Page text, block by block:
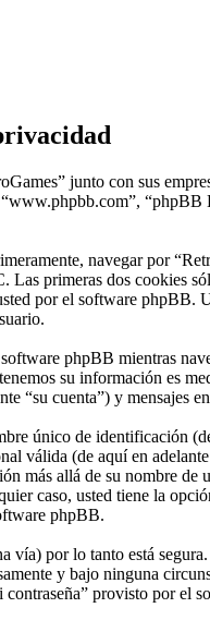
junto con sus
navegar por
Las primeras dos cookies
por el software phpBB.
phpBB mientras
su información es
“su cuenta”) y mensajes
único de identificación
válida (de aquí en
más allá de su nombre
caso, usted tiene la
phpBB.
vía) por lo tanto está
y bajo ninguna
provisto por el